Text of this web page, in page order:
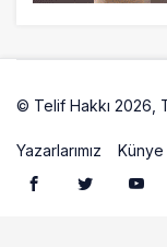
© Telif Hakkı 2026,
Yazarlarımız Künye